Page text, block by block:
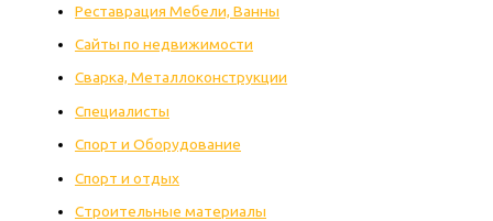
Реставрация Мебели, Ванны
Сайты по недвижимости
Сварка, Металлоконструкции
Специалисты
Спорт и Оборудование
Спорт и отдых
Строительные материалы